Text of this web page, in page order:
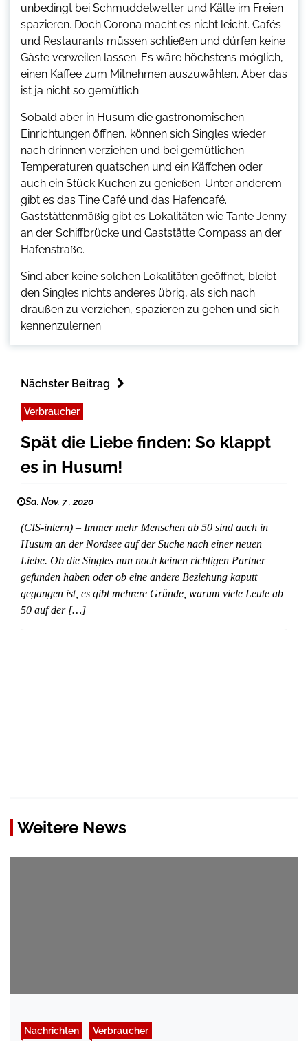
unbedingt bei Schmuddelwetter und Kälte im Freien
spazieren. Doch Corona macht es nicht leicht. Cafés
und Restaurants müssen schließen und dürfen keine
Gäste verweilen lassen. Es wäre höchstens möglich,
einen Kaffee zum Mitnehmen auszuwählen. Aber das
ist ja nicht so gemütlich.
Sobald aber in Husum die gastronomischen
Einrichtungen öffnen, können sich Singles wieder
nach drinnen verziehen und bei gemütlichen
Temperaturen quatschen und ein Käffchen oder
auch ein Stück Kuchen zu genießen. Unter anderem
gibt es das Tine Café und das Hafencafé.
Gaststättenmäßig gibt es Lokalitäten wie Tante Jenny
an der Schiffbrücke und Gaststätte Compass an der
Hafenstraße.
Sind aber keine solchen Lokalitäten geöffnet, bleibt
den Singles nichts anderes übrig, als sich nach
draußen zu verziehen, spazieren zu gehen und sich
kennenzulernen.
Nächster Beitrag
Verbraucher
Spät die Liebe finden: So klappt
es in Husum!
Sa. Nov. 7 , 2020
(CIS-intern) – Immer mehr Menschen ab 50 sind auch in
Husum an der Nordsee auf der Suche nach einer neuen
Liebe. Ob die Singles nun noch keinen richtigen Partner
gefunden haben oder ob eine andere Beziehung kaputt
gegangen ist, es gibt mehrere Gründe, warum viele Leute ab
50 auf der […]
Weitere News
Nachrichten Verbraucher